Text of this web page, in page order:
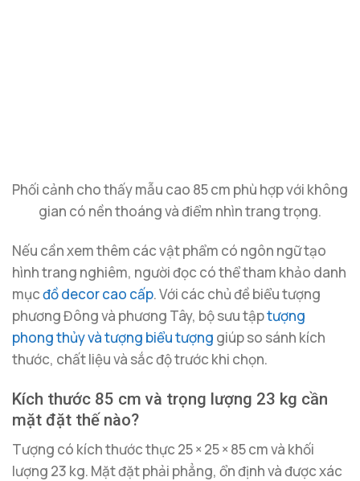
Phối cảnh cho thấy mẫu cao 85 cm phù hợp với không
gian có nền thoáng và điểm nhìn trang trọng.
Nếu cần xem thêm các vật phẩm có ngôn ngữ tạo
hình trang nghiêm, người đọc có thể tham khảo danh
mụcđồ decor cao cấp. Với các chủ đề biểu tượng
phương Đông và phương Tây, bộ sưu tậptượng
phong thủy và tượng biểu tượng giúp so sánh kích
thước, chất liệu và sắc độ trước khi chọn.
Kích thước 85 cm và trọng lượng 23 kg cần
mặt đặt thế nào?
Tượng có kích thước thực 25 × 25 × 85 cm và khối
lượng 23 kg. Mặt đặt phải phẳng, ổn định và được xác